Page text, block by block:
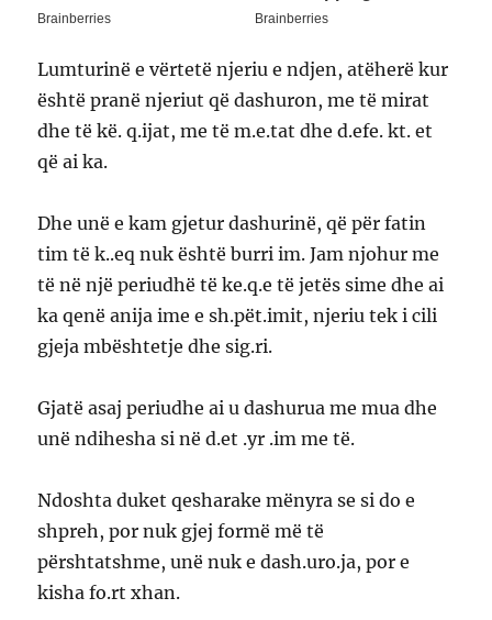
Lumturinë e vërtetë njeriu e ndjen, atëherë kur
është pranë njeriut që dashuron, me të mirat
dhe të kë. q.ijat, me të m.e.tat dhe d.efe. kt. et
që ai ka.
Dhe unë e kam gjetur dashurinë, që për fatin
tim të k..eq nuk është burri im. Jam njohur me
të në një periudhë të ke.q.e të jetës sime dhe ai
ka qenë anija ime e sh.pët.imit, njeriu tek i cili
gjeja mbështetje dhe sig.ri.
Gjatë asaj periudhe ai u dashurua me mua dhe
unë ndihesha si në d.et .yr .im me të.
Ndoshta duket qesharake mënyra se si do e
shpreh, por nuk gjej formë më të
përshtatshme, unë nuk e dash.uro.ja, por e
kisha fo.rt xhan.